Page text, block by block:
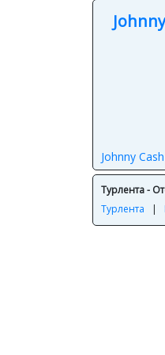
Johnny
Турлента -
Турлента |